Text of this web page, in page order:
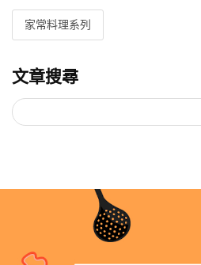
家常料理系列
文章搜尋